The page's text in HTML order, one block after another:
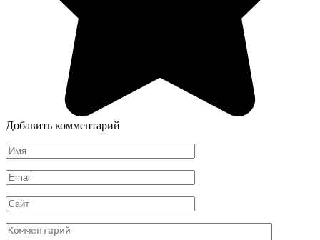
Добавить комментарий
Имя
*
Email
*
Сайт
Комментарий